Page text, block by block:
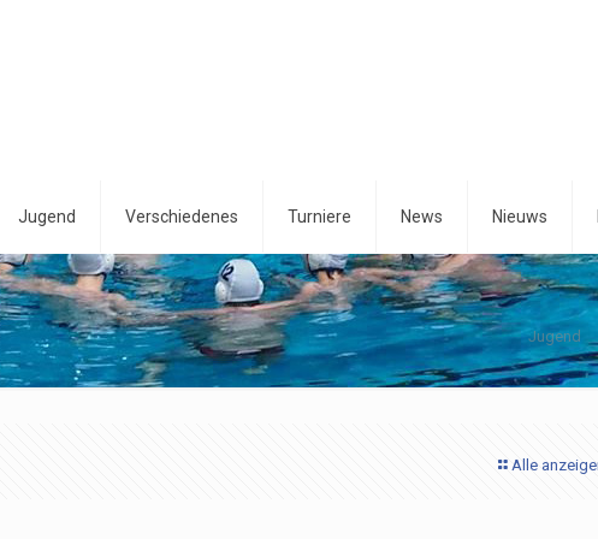
Jugend Verschiedenes Turniere News Nieuws
Jugend
Alle